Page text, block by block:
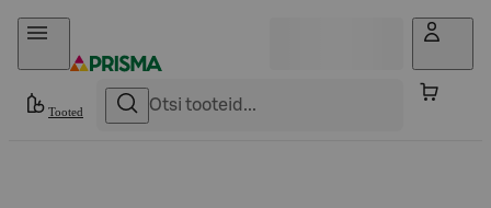
Otse sisu juurde
Tooted